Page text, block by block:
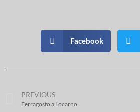
Facebook
PREVIOUS
Ferragosto a Locarno